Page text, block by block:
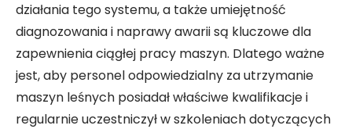
działania tego systemu, a także umiejętność
diagnozowania i naprawy awarii są kluczowe dla
zapewnienia ciągłej pracy maszyn. Dlatego ważne
jest, aby personel odpowiedzialny za utrzymanie
maszyn leśnych posiadał właściwe kwalifikacje i
regularnie uczestniczył w szkoleniach dotyczących